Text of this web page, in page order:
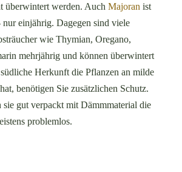
überwintert werden. Auch Majoran ist
nur einjährig. Dagegen sind viele
wie Thymian, Oregano,
mehrjährig und können überwintert
Herkunft die Pflanzen an milde
benötigen Sie zusätzlichen Schutz.
sie gut verpackt mit Dämmmaterial die
problemlos.